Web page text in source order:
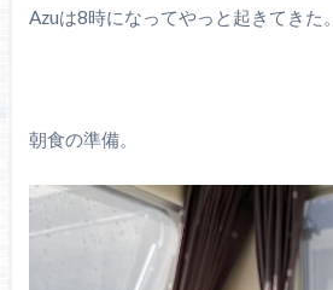
Azuは8時になってやっと起きてきた。
朝食の準備。